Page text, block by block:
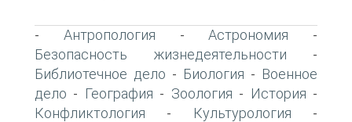
- Антропология -Астрономия -
Безопасность жизнедеятельности -
Библиотечное дело - Биология - Военное
дело - География - Зоология - История -
Конфликтология - Культурология -